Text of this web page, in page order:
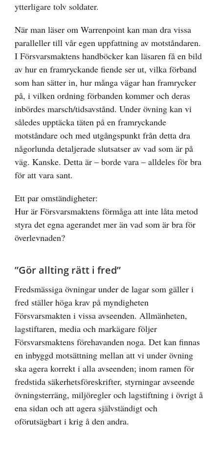
ytterligare tolv soldater.
När man läser om Warrenpoint kan man dra vissa
paralleller till vår egen uppfattning av motståndaren.
I Försvarsmaktens handböcker kan läsaren få en bild
av hur en framryckande fiende ser ut, vilka förband
som han sätter in, hur många vägar han framrycker
på, i vilken ordning förbanden kommer och deras
inbördes marsch/tidsavstånd. Under övning kan vi
således upptäcka täten på en framryckande
motståndare och med utgångspunkt från detta dra
någorlunda detaljerade slutsatser av vad som är på
väg. Kanske. Detta är – borde vara – alldeles för bra
för att vara sant.
Ett par omständigheter:
Hur är Försvarsmaktens förmåga att inte låta metod
styra det egna agerandet mer än vad som är bra för
överlevnaden?
”Gör allting rätt i fred”
Fredsmässiga övningar under de lagar som gäller i
fred ställer höga krav på myndigheten
Försvarsmakten i vissa avseenden. Allmänheten,
lagstiftaren, media och markägare följer
Försvarsmaktens förehavanden noga. Det kan finnas
en inbyggd motsättning mellan att vi under övning
ska agera korrekt i alla avseenden; inom ramen för
fredstida säkerhetsföreskrifter, styrningar avseende
övningsterräng, miljöregler och lagstiftning i övrigt å
ena sidan och att agera självständigt och
oförutsägbart i krig å den andra.